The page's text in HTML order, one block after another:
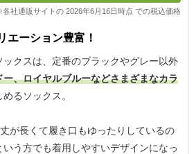
社通販サイトの 2026年6月16日時点 での税込価格
エーション豊富！
クスは、定番のブラックやグレー以外
ー、ロイヤルブルーなどさまざまなカラ
るソックス。
が長くて履き口もゆったりしているの
う方でも着用しやすいデザインになっ